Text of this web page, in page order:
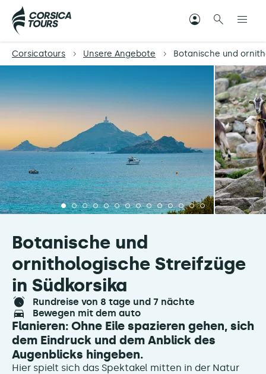
Corsicatours Unsere Angebote Botanische und
Botanische und
ornithologische Streifzüge
in Südkorsika
rundreise von 8 tage und 7 nächte
bewegen mit dem auto
Flanieren: Ohne Eile spazieren gehen, sich
dem Eindruck und dem Anblick des
Augenblicks hingeben.
Hier spielt sich das Spektakel mitten in der Natur